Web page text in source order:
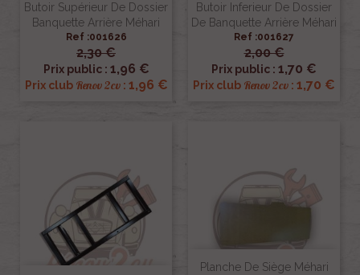
Butoir Supérieur De Dossier
Banquette Arrière Méhari
Ref :001626
2,30 €
Prix public : 1,96 €
Prix club Renov 2cv: 1,96 €
Butoir Inferieur De Dossier
De Banquette Arrière Méhari
Ref :001627
2,00 €
Prix public : 1,70 €
Prix club Renov 2cv : 1,70 €
Planche De Siège Méhari